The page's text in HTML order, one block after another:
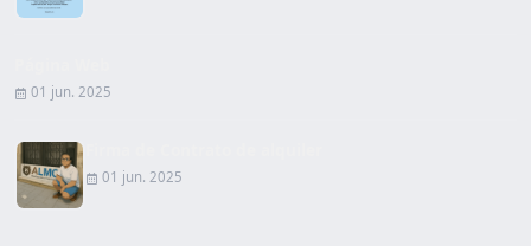
01 jun. 2025
01 jun. 2025